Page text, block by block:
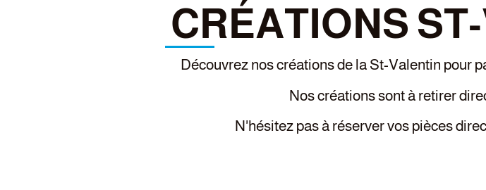
CRÉATIONS
Découvrez nos créations de la St-Valentin pour
Nos créations sont à retirer
N'hésitez pas à réserver vos pièces